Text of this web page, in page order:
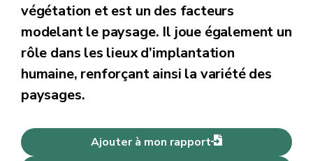
végétation et est un des facteurs
modelant le paysage. Il joue également un
rôle dans les lieux d’implantation
humaine, renforçant ainsi la variété des
paysages.
Ajouter à mon rapport